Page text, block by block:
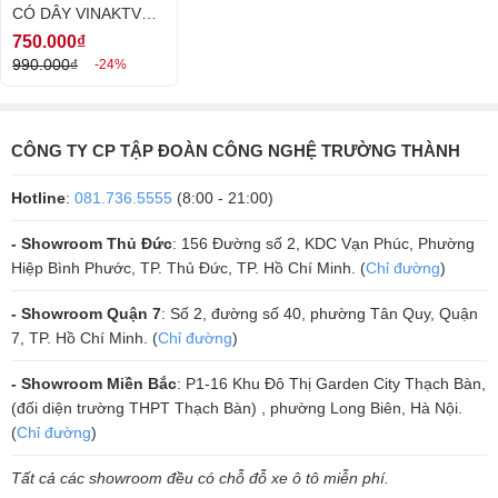
bạn những trải nghiệm tuyêt vời nhất. Đến ngay showroom của chúng
tôi để được tư vấn hỗ trợ nhanh nhất nhé.
CÓ DÂY VINAKTV
PRO 900
750.000₫
990.000₫ -24%
CÔNG TY CP TẬP ĐOÀN CÔNG NGHỆ TRƯỜNG THÀNH
Hotline: 081.736.5555 (8:00 - 21:00)
- Showroom Thủ Đức: 156 Đường số 2, KDC Vạn Phúc, Phường
Hiệp Bình Phước, TP. Thủ Đức, TP. Hồ Chí Minh. (Chỉ đường)
- Showroom Quận 7: Số 2, đường số 40, phường Tân Quy, Quận
7, TP. Hồ Chí Minh. (Chỉ đường)
- Showroom Miền Bắc: P1-16 Khu Đô Thị Garden City Thạch Bàn,
(đối diện trường THPT Thạch Bàn) , phường Long Biên, Hà Nội.
(Chỉ đường)
Tất cả các showroom đều có chỗ đỗ xe ô tô miễn phí.